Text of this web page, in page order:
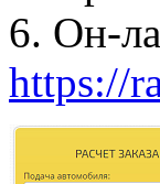
6. Он-
https://